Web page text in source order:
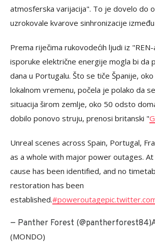
atmosferska varijacija". To je dovelo do
uzrokovale kvarove sinhronizacije
Prema riječima rukovodećih ljudi iz
isporuke električne energije mogla bi da
dana u Portugalu. Što se tiče Španije,
lokalnom vremenu, počela je polako da
situacija širom zemlje, oko 50 odsto
dobilo ponovo struju, prenosi britanski "
Unreal scenes across Spain, Portugal,
as a whole with major power outages.
cause has been identified, and no
restoration has been
established.#poweroutage
— Panther Forest (@pantherforest84)
(MONDO)